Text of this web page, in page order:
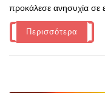
προκάλεσε ανησυχία σε
Περισσότερα